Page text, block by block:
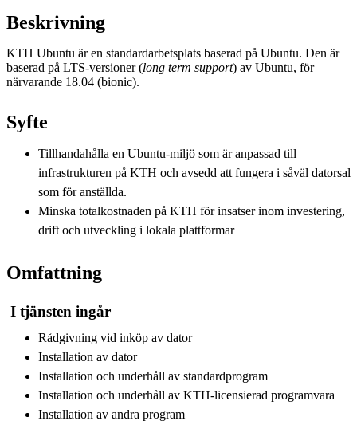
Beskrivning
KTH Ubuntu är en standardarbetsplats baserad på Ubuntu. Den är
baserad på LTS-versioner (long term support) av Ubuntu, för
närvarande 18.04 (bionic).
Syfte
Tillhandahålla en Ubuntu-miljö som är anpassad till
infrastrukturen på KTH och avsedd att fungera i såväl datorsal
som för anställda.
Minska totalkostnaden på KTH för insatser inom investering,
drift och utveckling i lokala plattformar
Omfattning
I tjänsten ingår
Rådgivning vid inköp av dator
Installation av dator
Installation och underhåll av standardprogram
Installation och underhåll av KTH-licensierad programvara
Installation av andra program